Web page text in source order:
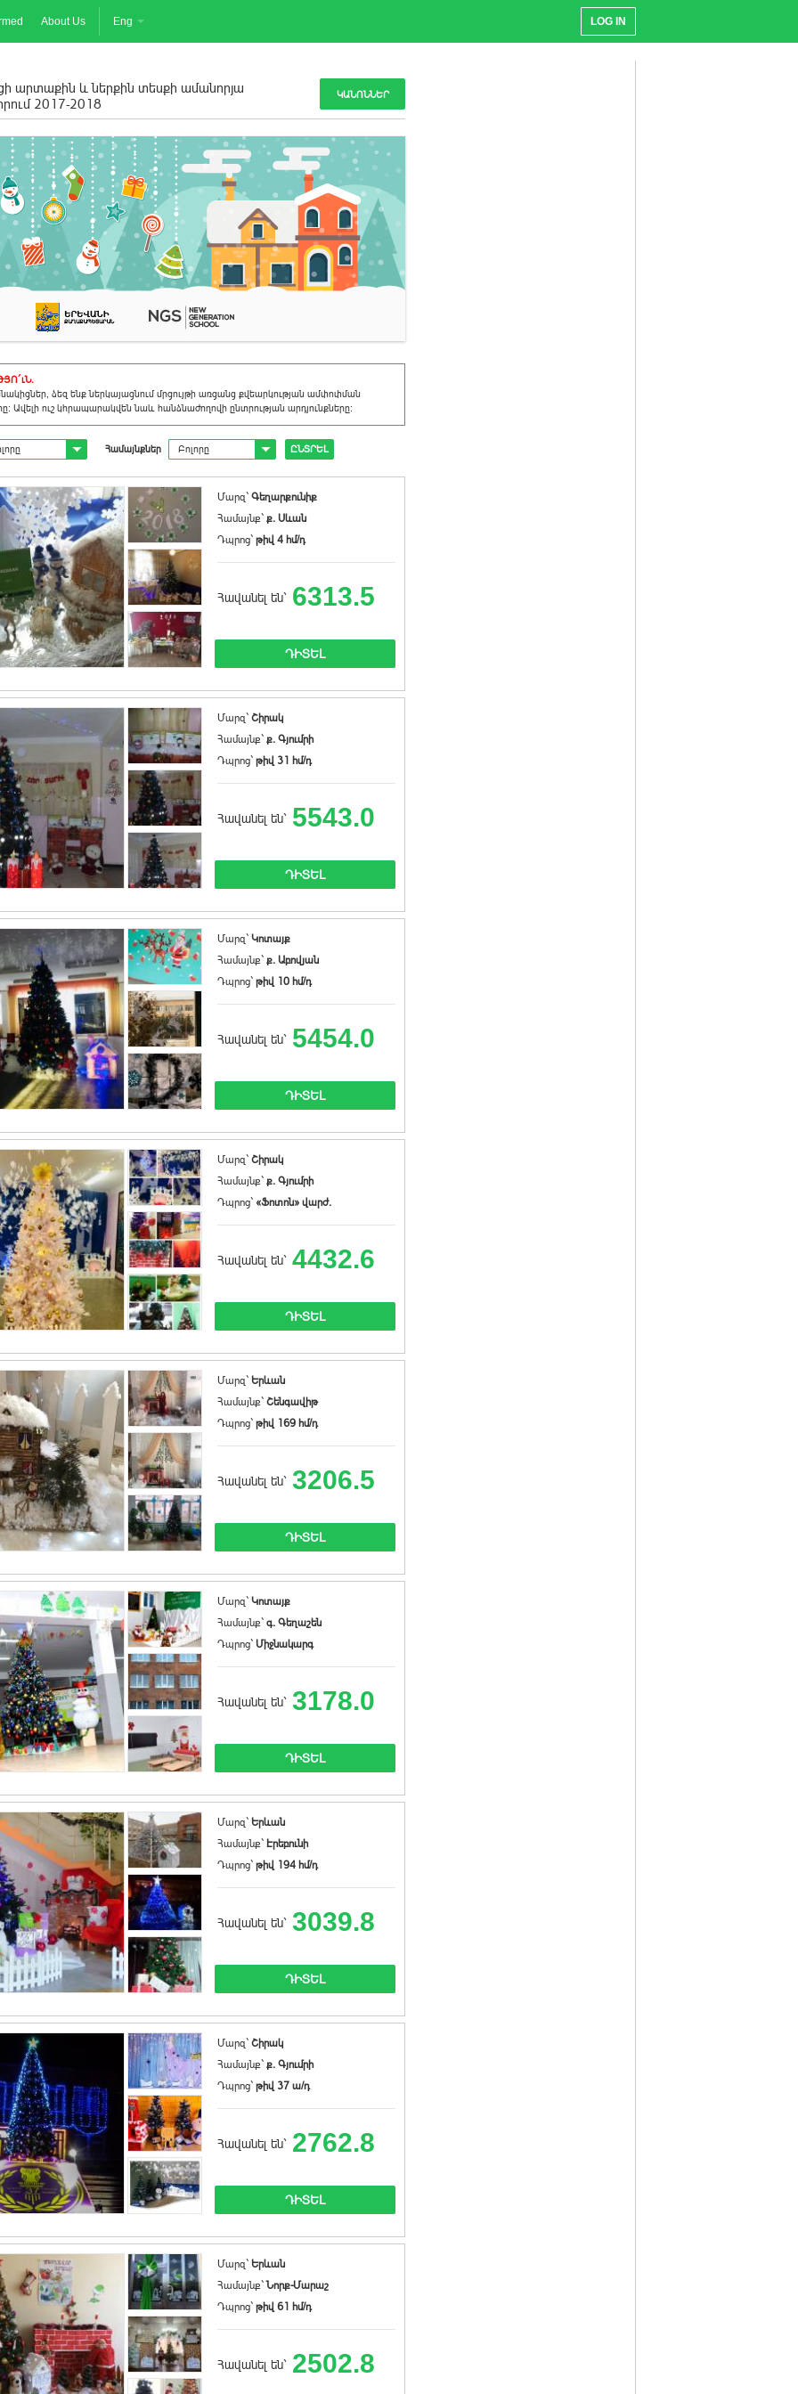
About Us Eng LOG IN
արտաքին և ներքին տեսքի ամանորյա
2017-2018
ԿԱՆՈՆՆԵՐ
ձեզ ենք ներկայացնում մրցույթի առցանց քվեարկության ամփոփման
Ավելի ուշ կհրապարակվեն նաև հանձնաժողովի ընտրության արդյունքները։
Բոլորը
Համայնքներ ԸՆՏՐԵԼ
Մարզ` Գեղարքունիք
Համայնք` ք. Սևան
Դպրոց` թիվ 4 հմ/դ
Հավանել են` 6313.5
ԴԻՏԵԼ
Մարզ` Շիրակ
Համայնք` ք. Գյումրի
Դպրոց` թիվ 31 հմ/դ
Հավանել են` 5543.0
ԴԻՏԵԼ
Մարզ` Կոտայք
Համայնք` ք. Աբովյան
Դպրոց` թիվ 10 հմ/դ
Հավանել են` 5454.0
ԴԻՏԵԼ
Մարզ` Շիրակ
Համայնք` ք. Գյումրի
Դպրոց` «Ֆոտոն» վարժ.
Հավանել են` 4432.6
ԴԻՏԵԼ
Մարզ` Երևան
Համայնք` Շենգավիթ
Դպրոց` թիվ 169 հմ/դ
Հավանել են` 3206.5
ԴԻՏԵԼ
Մարզ` Կոտայք
Համայնք` գ. Գեղաշեն
Դպրոց` Միջնակարգ
Հավանել են` 3178.0
ԴԻՏԵԼ
Մարզ` Երևան
Համայնք` Էրեբունի
Դպրոց` թիվ 194 հմ/դ
Հավանել են` 3039.8
ԴԻՏԵԼ
Մարզ` Շիրակ
Համայնք` ք. Գյումրի
Դպրոց` թիվ 37 ա/դ
Հավանել են` 2762.8
ԴԻՏԵԼ
Մարզ` Երևան
Համայնք`Նորք-Մարաշ
Դպրոց` թիվ 61 հմ/դ
Հավանել են` 2502.8